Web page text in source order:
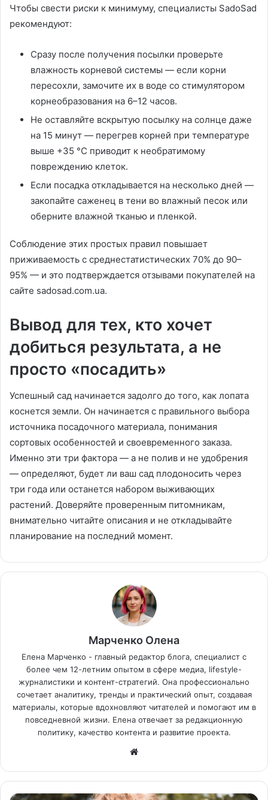
Чтобы свести риски к минимуму, специалисты SadoSad
рекомендуют:
Сразу после получения посылки проверьте
влажность корневой системы — если корни
пересохли, замочите их в воде со стимулятором
корнеобразования на 6–12 часов.
Не оставляйте вскрытую посылку на солнце даже
на 15 минут — перегрев корней при температуре
выше +35 °C приводит к необратимому
повреждению клеток.
Если посадка откладывается на несколько дней —
закопайте саженец в тени во влажный песок или
оберните влажной тканью и пленкой.
Соблюдение этих простых правил повышает
приживаемость с среднестатистических 70% до 90–
95% — и это подтверждается отзывами покупателей на
сайте sadosad.com.ua.
Вывод для тех, кто хочет
добиться результата, а не
просто «посадить»
Успешный сад начинается задолго до того, как лопата
коснется земли. Он начинается с правильного выбора
источника посадочного материала, понимания
сортовых особенностей и своевременного заказа.
Именно эти три фактора — а не полив и не удобрения
— определяют, будет ли ваш сад плодоносить через
три года или останется набором выживающих
растений. Доверяйте проверенным питомникам,
внимательно читайте описания и не откладывайте
планирование на последний момент.
Марченко Олена
Елена Марченко - главный редактор блога, специалист с
более чем 12-летним опытом в сфере медиа, lifestyle-
журналистики и контент-стратегий. Она профессионально
сочетает аналитику, тренды и практический опыт, создавая
материалы, которые вдохновляют читателей и помогают им в
повседневной жизни. Елена отвечает за редакционную
политику, качество контента и развитие проекта.